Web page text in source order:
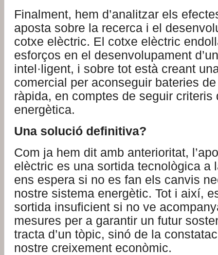
Finalment, hem d’analitzar els
aposta sobre la recerca i el
cotxe elèctric. El cotxe elèctric
esforços en el desenvolupament
intel·ligent, i sobre tot està creant
comercial per aconseguir bateries
ràpida, en comptes de seguir criteris
energètica.
Una solució definitiva?
Com ja hem dit amb anterioritat,
elèctric es una sortida tecnològica a
ens espera si no es fan els canvis
nostre sistema energètic. Tot i així,
sortida insuficient si no ve
mesures per a garantir un futur
tracta d’un tòpic, sinó de la
nostre creixement econòmic.